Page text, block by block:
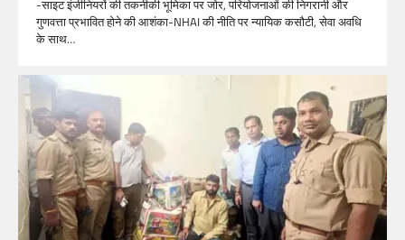
-साइट इंजीनियरों की तकनीकी भूमिका पर जोर, परियोजनाओं की निगरानी और
गुणवत्ता प्रभावित होने की आशंका-NHAI की नीति पर न्यायिक कसौटी, सेवा अवधि
के साथ…